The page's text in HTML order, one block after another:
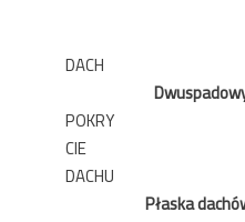
DACH
POKRY
CIE
DACHU
Płaska